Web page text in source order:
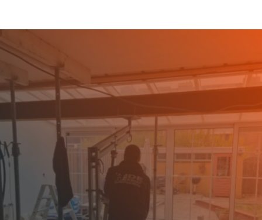
SLOOPBEDRIJF KOOG
AAN DE ZAAN
GEZOCHT?
Bent u op zoek naar een betrouwbaar en
professioneel sloopbedrijf in Koog aan de Zaan?
De Kruijf Sloopwerken staat voor u klaar om al
uw sloopprojecten veilig en efficiënt uit te